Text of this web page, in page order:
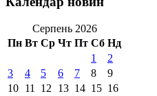
Серпень 2026
Пн Вт Ср Чт Пт Сб Нд
1
2
3
4 5 6 7 8
9
10 11 12 13 14 15 16